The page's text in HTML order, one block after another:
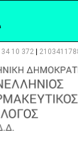
34 10 372